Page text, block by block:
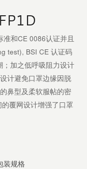
和CE 0086认证并且
test), BSI CE 认证码
加之低呼吸阻力设计
计避免口罩边缘因脱
鼻型及柔软服帖的密
覆网设计增强了口罩
装规格